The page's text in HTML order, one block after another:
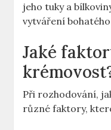
jeho tuky a
vytváření
Jaké
Při rozhodování,
různé faktory,